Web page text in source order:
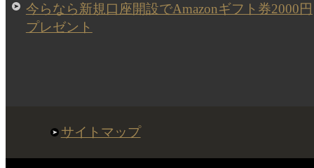
今らなら新規口座開設でAmazonギフト券2000円
プレゼント
サイトマップ